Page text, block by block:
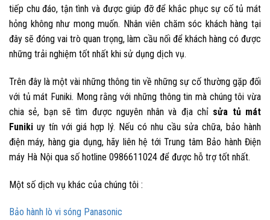
tiếp chu đáo, tận tình và được giúp đỡ để khắc phục sự cố tủ mát
hỏng không như mong muốn. Nhân viên chăm sóc khách hàng tại
đây sẽ đóng vai trò quan trọng, làm cầu nối để khách hàng có được
những trải nghiệm tốt nhất khi sử dụng dịch vụ.
Trên đây là một vài những thông tin về những sự cố thường gặp đối
với tủ mát Funiki. Mong rằng với những thông tin mà chúng tôi vừa
chia sẻ, bạn sẽ tìm được nguyên nhân và địa chỉ sửa tủ mát
Funiki uy tín với giá hợp lý. Nếu có nhu cầu sửa chữa, bảo hành
điện máy, hàng gia dụng, hãy liên hệ tới Trung tâm Bảo hành Điện
máy Hà Nội qua số hotline 0986611024 để được hỗ trợ tốt nhất.
Một số dịch vụ khác của chúng tôi :
Bảo hành lò vi sóng Panasonic